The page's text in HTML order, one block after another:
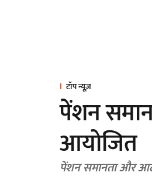
टॉप न्यूज़
पेंशन
आयोजित
पेंशन समानता और